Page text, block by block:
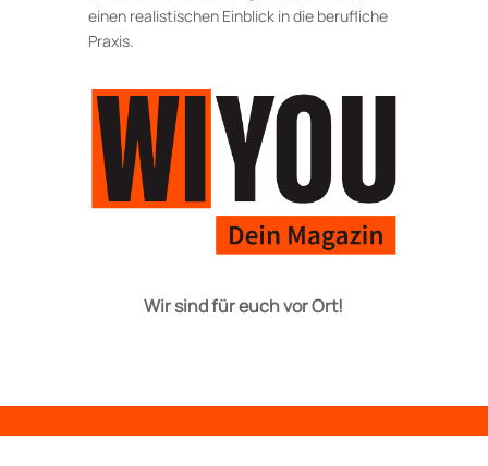
einen realistischen Einblick in die berufliche
Praxis.
Wir sind für euch vor Ort!